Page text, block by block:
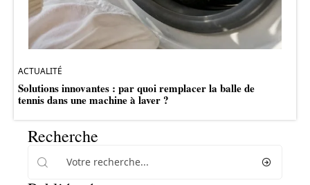
ACTUALITÉ
Solutions innovantes : par quoi remplacer la balle de
tennis dans une machine à laver ?
Recherche